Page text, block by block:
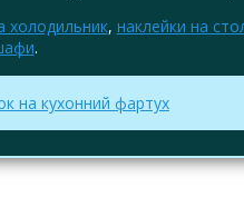
холодильник, наклейки на
.
на кухонний фартух